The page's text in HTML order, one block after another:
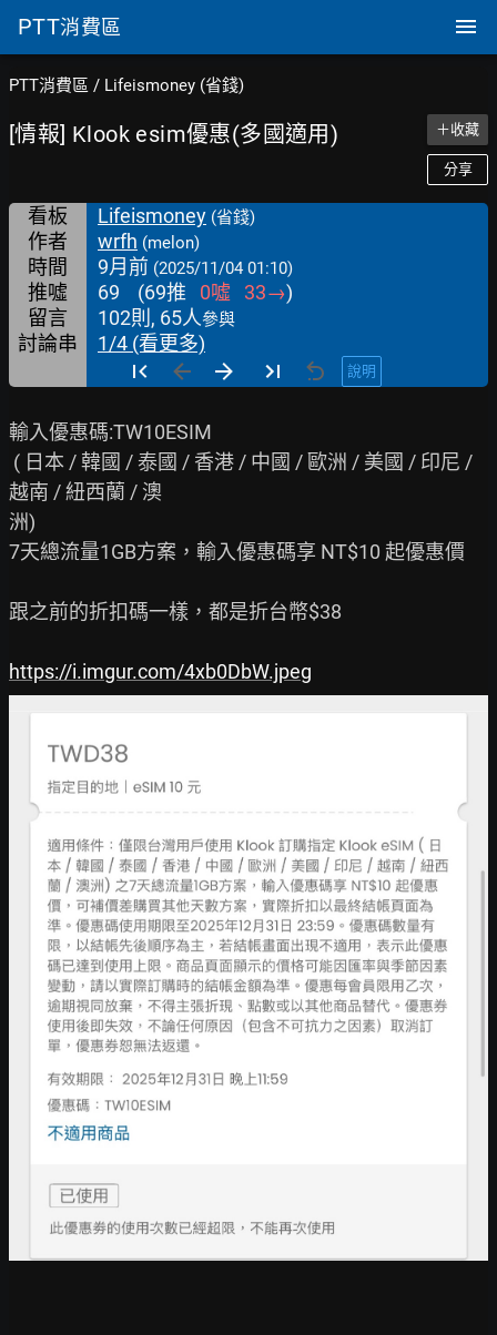
PTT消費區
PTT消費區 / Lifeismoney (省錢)
[情報] Klook esim優惠(多國適用) ＋收藏
分享
看板 Lifeismoney (省錢)
作者 wrfh (melon)
時間 9月前 (2025/11/04 01:10)
推噓 69 (69推 0噓 33→)
留言
102則, 65人參與
討論串 1/4 (看更多)
說明
輸入優惠碼:TW10ESIM
越南 / 紐西蘭 / 澳
洲)
7天總流量1GB方案，輸入優惠碼享 NT$10 起優惠價
跟之前的折扣碼一樣，都是折台幣$38
https://i.imgur.com/4xb0DbW.jpeg